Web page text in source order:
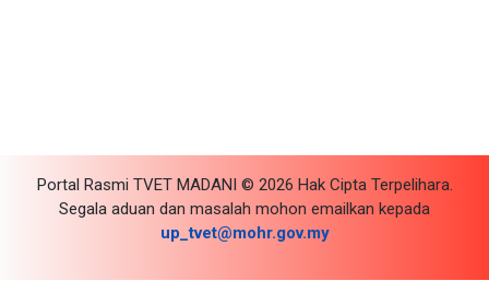
Portal Rasmi TVET MADANI © 2026 Hak Cipta Terpelihara.
Segala aduan dan masalah mohon emailkan kepada
up_tvet@mohr.gov.my